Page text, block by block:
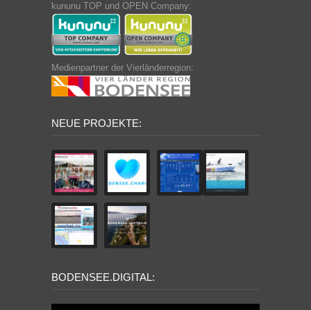
kununu TOP und OPEN Company:
Medienpartner der Vierländerregion:
NEUE PROJEKTE:
BODENSEE.DIGITAL: